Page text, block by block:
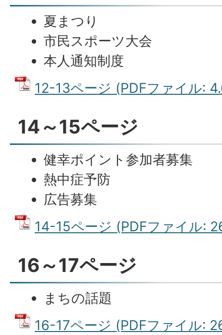
夏まつり
市民スポーツ大会
本人通知制度
12-13ページ (PDFファイル:
14～15ページ
健幸ポイント参加者募集
熱中症予防
広告募集
14-15ページ (PDFファイル:
16～17ページ
まちの話題
16-17ページ (PDFファイル: